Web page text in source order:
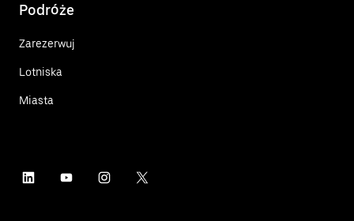
Podróże
Zarezerwuj
Lotniska
Miasta